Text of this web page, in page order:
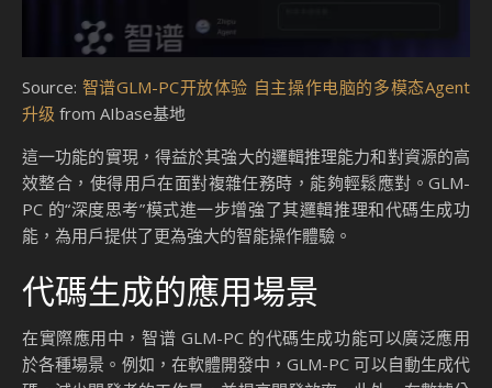
Source: 智谱GLM-PC开放体验 自主操作电脑的多模态Agent
升级 from AIbase基地
這一功能的實現，得益於其強大的邏輯推理能力和對資源的高
效整合，使得用戶在面對複雜任務時，能夠輕鬆應對。GLM-
PC 的“深度思考”模式進一步增強了其邏輯推理和代碼生成功
能，為用戶提供了更為強大的智能操作體驗。
代碼生成的應用場景
在實際應用中，智谱 GLM-PC 的代碼生成功能可以廣泛應用
於各種場景。例如，在軟體開發中，GLM-PC 可以自動生成代